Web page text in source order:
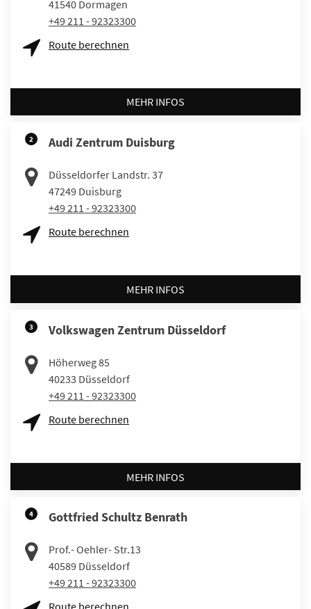
41540 Dormagen
+49 211 - 92323300
Route berechnen
MEHR INFOS
2 Audi Zentrum Duisburg
Düsseldorfer Landstr. 37
47249 Duisburg
+49 211 - 92323300
Route berechnen
MEHR INFOS
3 Volkswagen Zentrum Düsseldorf
Höherweg 85
40233 Düsseldorf
+49 211 - 92323300
Route berechnen
MEHR INFOS
4 Gottfried Schultz Benrath
Prof.- Oehler- Str.13
40589 Düsseldorf
+49 211 - 92323300